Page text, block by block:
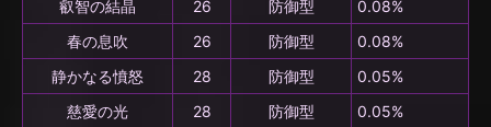
叡智の結晶
26 防御型
0.08%
春の息吹
26 防御型
0.08%
静かなる憤怒
28 防御型
0.05%
慈愛の光
28 防御型
0.05%